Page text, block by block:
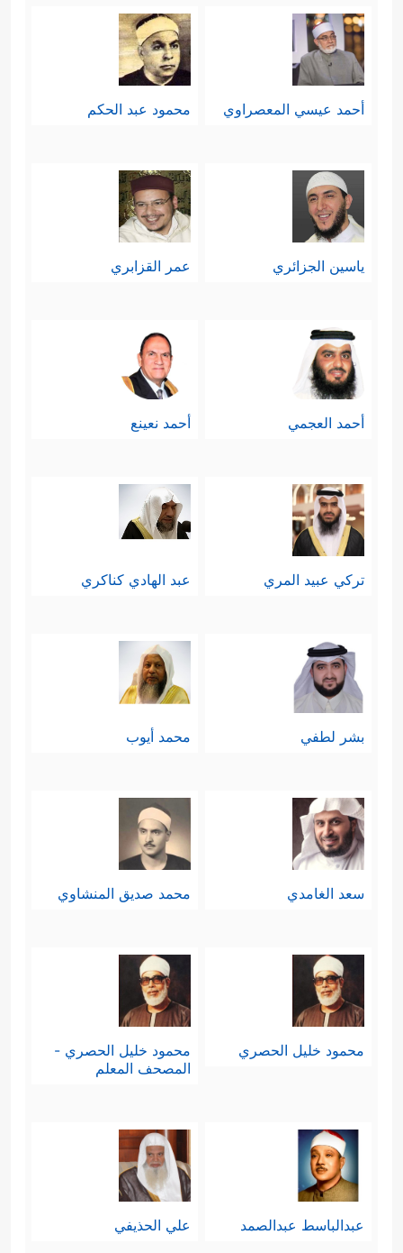
أحمد عيسي المعصراوي محمود عبد الحكم
ياسين الجزائري عمر القزابري
أحمد العجمي أحمد نعينع
تركي عبيد المري عبد الهادي كناكري
بشر لطفي محمد أيوب
سعد الغامدي محمد صديق المنشاوي
محمود خليل الحصري
محمود خليل الحصري -
المصحف المعلم
عبدالباسط عبدالصمد علي الحذيفي